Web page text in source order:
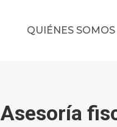
QUIÉNES SOMOS
Asesoría